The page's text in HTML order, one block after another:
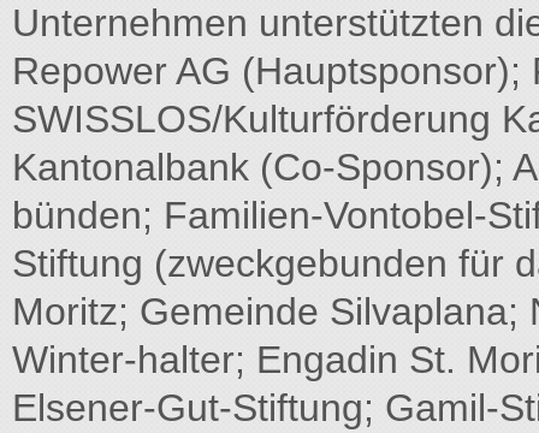
Unternehmen unterstützten
Repower AG
SWISSLOS/Kulturförderung
Kantonalbank (Co-Sponsor);
bünden; Familien-Vontobel-
Stiftung (zweckgebunden für
Moritz; Gemeinde Silvaplana;
Winter-halter; Engadin St.
Elsener-Gut-Stiftung; Gamil-